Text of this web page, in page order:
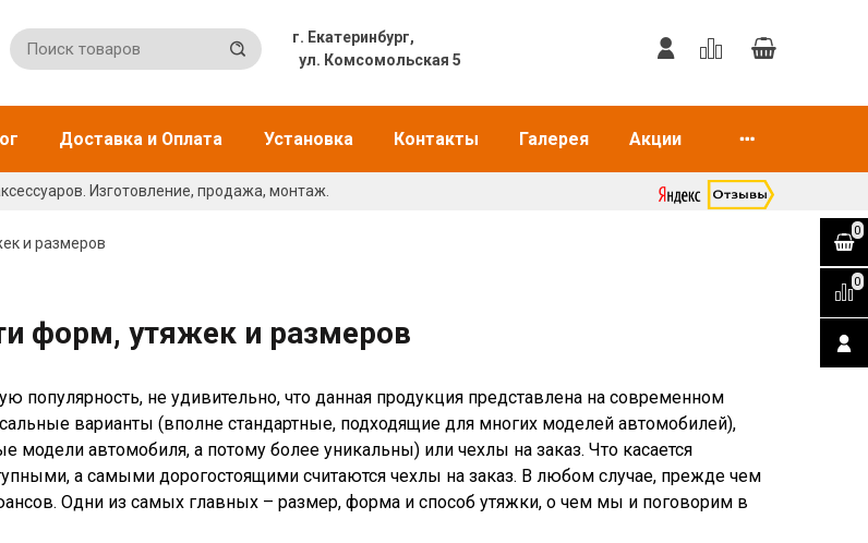
г. Екатеринбург,
ул. Комсомольская 5
Доставка и Оплата Установка Контакты Галерея Акции
Изготовление, продажа, монтаж.
и размеров
форм, утяжек и размеров
популярность, не удивительно, что данная продукция представлена на современном
варианты (вполне стандартные, подходящие для многих моделей автомобилей),
автомобиля, а потому более уникальны) или чехлы на заказ. Что касается
а самыми дорогостоящими считаются чехлы на заказ. В любом случае, прежде чем
Одни из самых главных – размер, форма и способ утяжки, о чем мы и поговорим в
0
0